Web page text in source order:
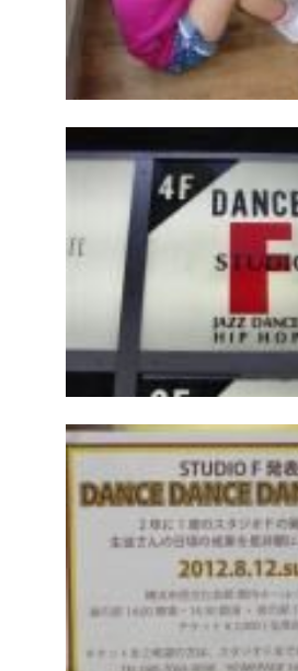
エステティック
ブログ
アクセス